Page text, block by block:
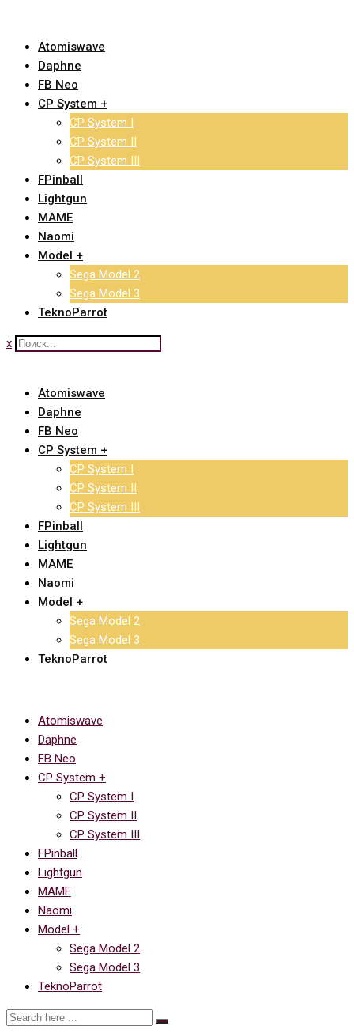
contentAtomiswave
Daphne
FB Neo
CP System +
CP System I
CP System II
CP System III
FPinball
Lightgun
MAME
Naomi
Model +
Sega Model 2
Sega Model 3
TeknoParrot
x
Atomiswave
Daphne
FB Neo
CP System +
CP System I
CP System II
CP System III
FPinball
Lightgun
MAME
Naomi
Model +
Sega Model 2
Sega Model 3
TeknoParrot
Atomiswave
Daphne
FB Neo
CP System +
CP System I
CP System II
CP System III
FPinball
Lightgun
MAME
Naomi
Model +
Sega Model 2
Sega Model 3
TeknoParrot